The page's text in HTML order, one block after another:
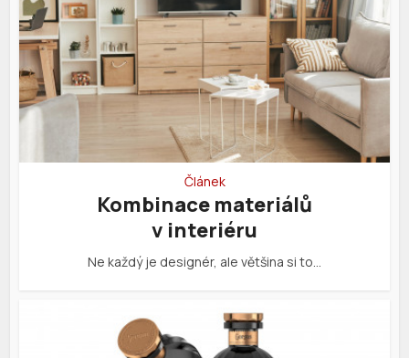
Článek
Kombinace materiálů
v interiéru
Ne každý je designér, ale většina si to…